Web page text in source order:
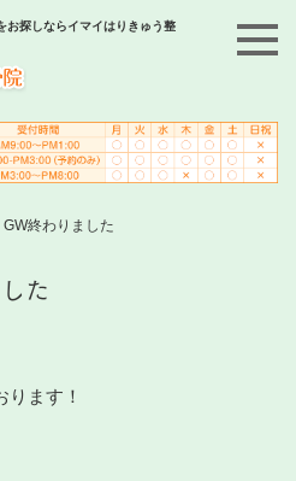
探しならイマイはりきゅう整
終わりました
た
ます！